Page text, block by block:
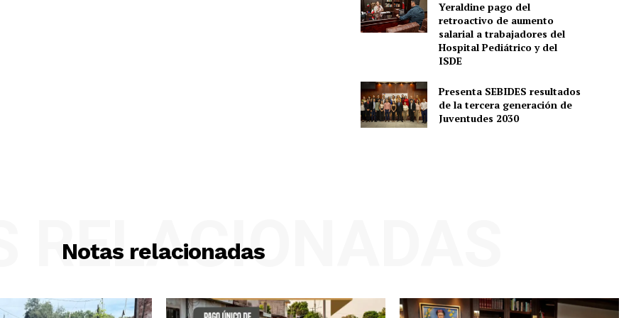
Yeraldine pago del
retroactivo de aumento
salarial a trabajadores del
Hospital Pediátrico y del
ISDE
Presenta SEBIDES resultados
de la tercera generación de
Juventudes 2030
Notas relacionadas
RELACIONADAS